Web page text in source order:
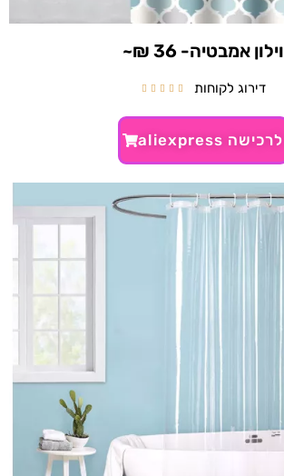
וילון אמבטיה- 36 ₪~
דירוג לקוחות 




לרכישה aliexpress